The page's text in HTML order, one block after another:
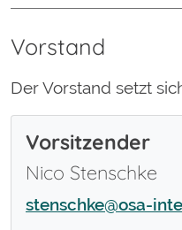
Vorstand
Der Vorstand setzt
Vorsitzender
Nico Stenschke
stenschke@osa-